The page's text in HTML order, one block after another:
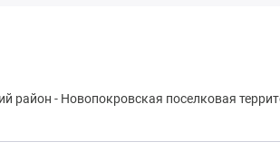
район - Нoвoпoкpoвская поселковая